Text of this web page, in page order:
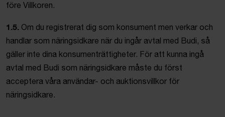
före Villkoren.
1.5. Om du registrerat dig som konsument men verkar och
handlar som näringsidkare när du ingår avtal med Budi, så
gäller inte dina konsumenträttigheter. För att kunna ingå
avtal med Budi som näringsidkare måste du först
acceptera våra användar- och auktionsvillkor för
näringsidkare.